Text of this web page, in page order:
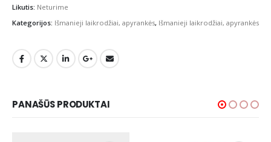
Likutis: Neturime
Kategorijos: Išmanieji laikrodžiai, apyrankės, Išmanieji laikrodžiai, apyrankės
PANAŠŪS PRODUKTAI